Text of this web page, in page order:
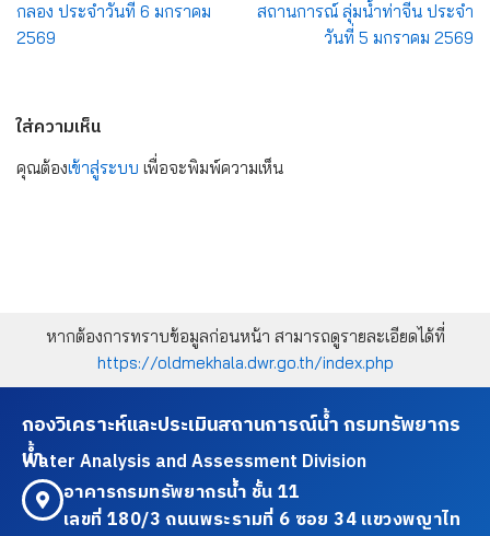
กลอง ประจำวันที่ 6 มกราคม
2569
สถานการณ์ ลุ่มน้ำท่าจีน ประจำ
วันที่ 5 มกราคม 2569
ใส่ความเห็น
คุณต้องเข้าสู่ระบบ เพื่อจะพิมพ์ความเห็น
หากต้องการทราบข้อมูลก่อนหน้า สามารถดูรายละเอียดได้ที่
https://oldmekhala.dwr.go.th/index.php
กองวิเคราะห์และประเมินสถานการณ์น้ำ กรมทรัพยากร
น้ำ
Water Analysis and Assessment Division
อาคารกรมทรัพยากรน้ำ ชั้น 11
เลขที่ 180/3 ถนนพระรามที่ 6 ซอย 34 แขวงพญาไท